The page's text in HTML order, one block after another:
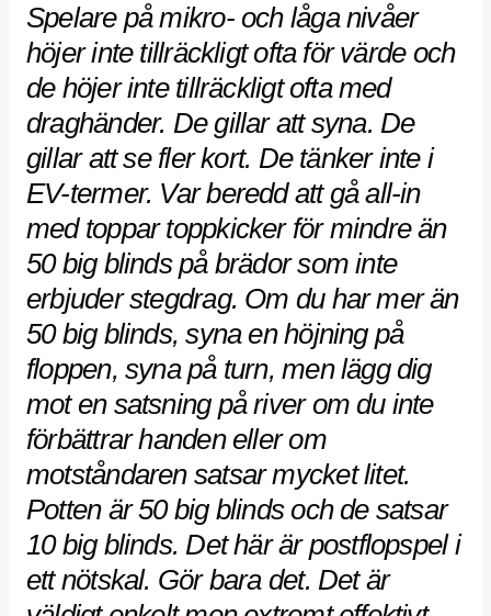
Spelare på mikro- och låga nivåer
höjer inte tillräckligt ofta för värde och
de höjer inte tillräckligt ofta med
draghänder. De gillar att syna. De
gillar att se fler kort. De tänker inte i
EV-termer. Var beredd att gå all-in
med toppar toppkicker för mindre än
50 big blinds på brädor som inte
erbjuder stegdrag. Om du har mer än
50 big blinds, syna en höjning på
floppen, syna på turn, men lägg dig
mot en satsning på river om du inte
förbättrar handen eller om
motståndaren satsar mycket litet.
Potten är 50 big blinds och de satsar
10 big blinds. Det här är postflopspel i
ett nötskal. Gör bara det. Det är